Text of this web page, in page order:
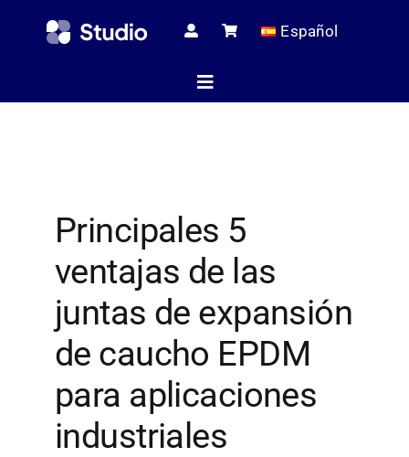
Español
Toggle
Todos los
Principales 5
ventajas de las
juntas de expansión
de caucho EPDM
para aplicaciones
industriales